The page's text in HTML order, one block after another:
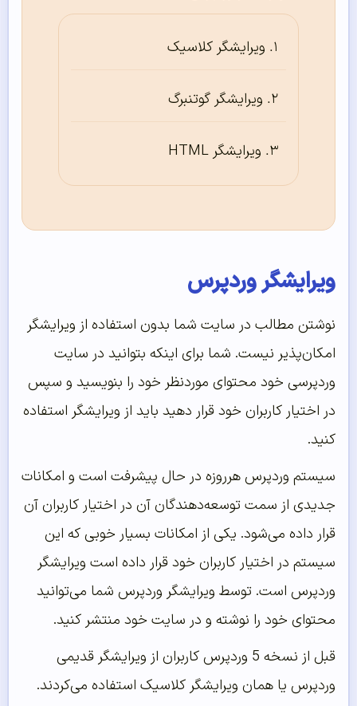
ویرایشگر کلاسیک
ویرایشگر گوتنبرگ
ویرایشگر HTML
ویرایشگر وردپرس
نوشتن مطالب در سایت شما بدون استفاده از ویرایشگر
امکان‌پذیر نیست. شما برای اینکه بتوانید در سایت
وردپرسی خود محتوای موردنظر خود را بنویسید و سپس
در اختیار کاربران خود قرار دهید باید از ویرایشگر استفاده
کنید.
سیستم وردپرس هرروزه در حال پیشرفت است و امکانات
جدیدی از سمت توسعه‌دهندگان آن در اختیار کاربران آن
قرار داده می‌شود. یکی از امکانات بسیار خوبی که این
سیستم در اختیار کاربران خود قرار داده است ویرایشگر
وردپرس است. توسط ویرایشگر وردپرس شما می‌توانید
محتوای خود را نوشته و در سایت خود منتشر کنید.
قبل از نسخه 5 وردپرس کاربران از ویرایشگر قدیمی
وردپرس یا همان ویرایشگر کلاسیک استفاده می‌کردند.